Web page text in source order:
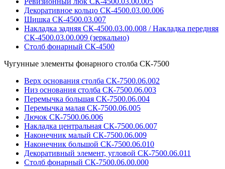
Декоративное кольцо СК-4500.03.00.006
Шишка СК-4500.03.007
Накладка задняя СК-4500.03.00.008 / Накладка передняя
СК-4500.03.00.009 (зеркально)
Столб фонарный СК-4500
Чугунные элементы фонарного столба СК-7500
Верх основания столба СК-7500.06.002
Низ основания столба СК-7500.06.003
Перемычка большая СК-7500.06.004
Перемычка малая СК-7500.06.005
Лючок СК-7500.06.006
Накладка центральная СК-7500.06.007
Наконечник малый СК-7500.06.009
Наконечник большой СК-7500.06.010
Декоративный элемент, угловой СК-7500.06.011
Столб фонарный СК-7500.06.00.000